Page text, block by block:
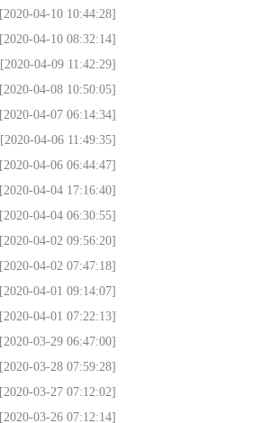
[2020-04-10 10:44:28]
[2020-04-10 08:32:14]
[2020-04-09 11:42:29]
[2020-04-08 10:50:05]
[2020-04-07 06:14:34]
[2020-04-06 11:49:35]
[2020-04-06 06:44:47]
[2020-04-04 17:16:40]
[2020-04-04 06:30:55]
[2020-04-02 09:56:20]
[2020-04-02 07:47:18]
[2020-04-01 09:14:07]
[2020-04-01 07:22:13]
[2020-03-29 06:47:00]
[2020-03-28 07:59:28]
[2020-03-27 07:12:02]
[2020-03-26 07:12:14]